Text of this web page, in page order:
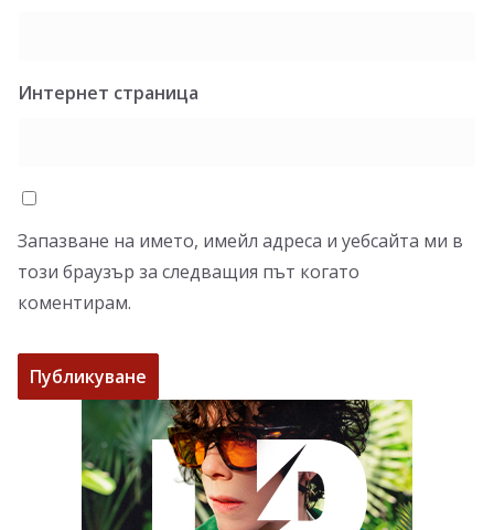
Интернет страница
Запазване на името, имейл адреса и уебсайта ми в
този браузър за следващия път когато
коментирам.